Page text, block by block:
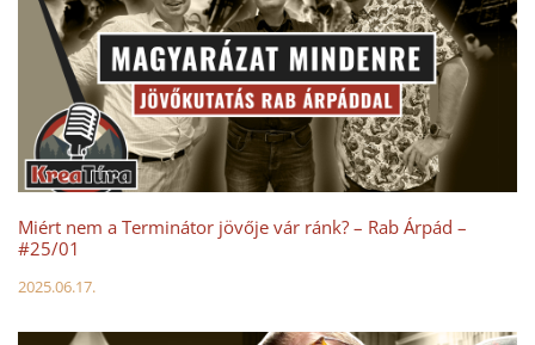
Miért nem a Terminátor jövője vár ránk? – Rab Árpád –
#25/01
2025.06.17.